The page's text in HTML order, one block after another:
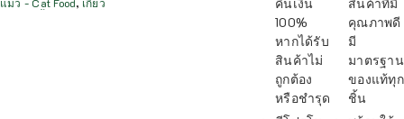
100%
หากได้รับ
สินค้าไม่
ถูกต้อง
หรือชำรุด
คุณภาพดี
มี
มาตรฐาน
ของแท้ทุก
ชิ้น